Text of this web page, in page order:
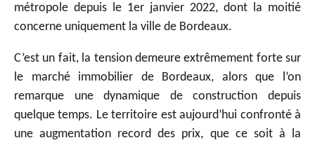
métropole depuis le 1er janvier 2022, dont la moitié
concerne uniquement la ville de Bordeaux.
C’est un fait, la tension demeure extrêmement forte sur
le marché immobilier de Bordeaux, alors que l’on
remarque une dynamique de construction depuis
quelque temps. Le territoire est aujourd’hui confronté à
une augmentation record des prix, que ce soit à la